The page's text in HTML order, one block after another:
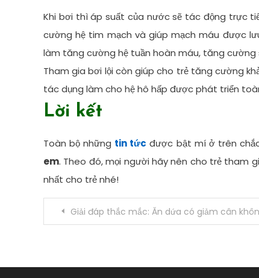
Khi bơi thì áp suất của nước sẽ tác động trực
cường hệ tim mạch và giúp mạch máu được
làm tăng cường hệ tuần hoàn máu, tăng
Tham gia bơi lội còn giúp cho trẻ tăng cường
tác dụng làm cho hệ hô hấp được phát triển
Lời kết
Toàn bộ những tin tức được bật mí ở trên
em. Theo đó, mọi người hãy nên cho trẻ tham
nhất cho trẻ nhé!
Điều
bài
Giải đáp thắc mắc: Ăn dứa có giảm cân